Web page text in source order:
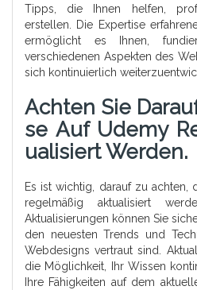
Tipps, die Ihnen helfen,
erstellen. Die Expertise
ermöglicht es Ihnen,
verschiedenen Aspekten des
sich kontinuierlich
Achten Sie
Se Auf Udemy
Ualisiert Werden.
Es ist wichtig, darauf zu achten,
regelmäßig aktualisiert
Aktualisierungen können Sie
den neuesten Trends und
Webdesigns vertraut sind.
die Möglichkeit, Ihr Wissen
Ihre Fähigkeiten auf dem